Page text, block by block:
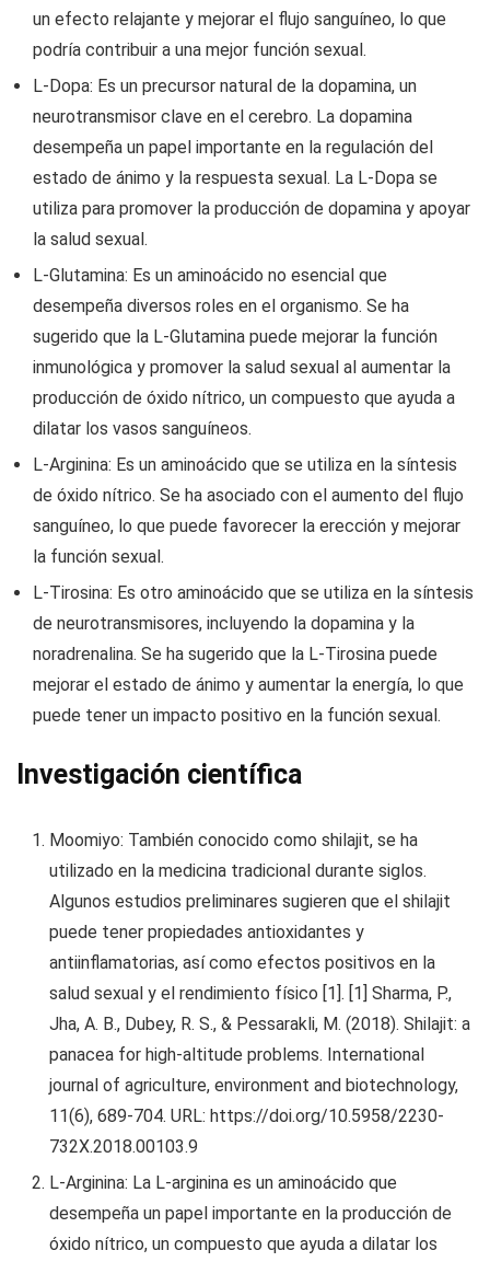
un efecto relajante y mejorar el flujo sanguíneo, lo que
podría contribuir a una mejor función sexual.
L-Dopa: Es un precursor natural de la dopamina, un
neurotransmisor clave en el cerebro. La dopamina
desempeña un papel importante en la regulación del
estado de ánimo y la respuesta sexual. La L-Dopa se
utiliza para promover la producción de dopamina y apoyar
la salud sexual.
L-Glutamina: Es un aminoácido no esencial que
desempeña diversos roles en el organismo. Se ha
sugerido que la L-Glutamina puede mejorar la función
inmunológica y promover la salud sexual al aumentar la
producción de óxido nítrico, un compuesto que ayuda a
dilatar los vasos sanguíneos.
L-Arginina: Es un aminoácido que se utiliza en la síntesis
de óxido nítrico. Se ha asociado con el aumento del flujo
sanguíneo, lo que puede favorecer la erección y mejorar
la función sexual.
L-Tirosina: Es otro aminoácido que se utiliza en la síntesis
de neurotransmisores, incluyendo la dopamina y la
noradrenalina. Se ha sugerido que la L-Tirosina puede
mejorar el estado de ánimo y aumentar la energía, lo que
puede tener un impacto positivo en la función sexual.
Investigación científica
Moomiyo: También conocido como shilajit, se ha
utilizado en la medicina tradicional durante siglos.
Algunos estudios preliminares sugieren que el shilajit
puede tener propiedades antioxidantes y
antiinflamatorias, así como efectos positivos en la
salud sexual y el rendimiento físico [1]. [1] Sharma, P.,
Jha, A. B., Dubey, R. S., & Pessarakli, M. (2018). Shilajit: a
panacea for high-altitude problems. International
journal of agriculture, environment and biotechnology,
11(6), 689-704. URL: https://doi.org/10.5958/2230-
732X.2018.00103.9
L-Arginina: La L-arginina es un aminoácido que
desempeña un papel importante en la producción de
óxido nítrico, un compuesto que ayuda a dilatar los